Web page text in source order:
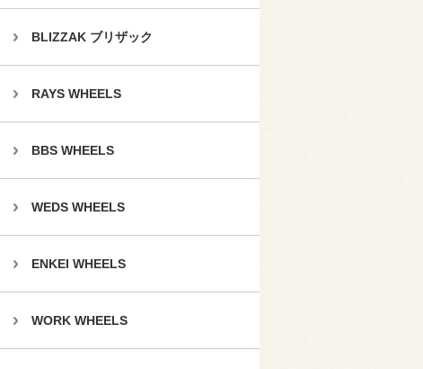
BLIZZAK ブリザック
RAYS WHEELS
BBS WHEELS
WEDS WHEELS
ENKEI WHEELS
WORK WHEELS